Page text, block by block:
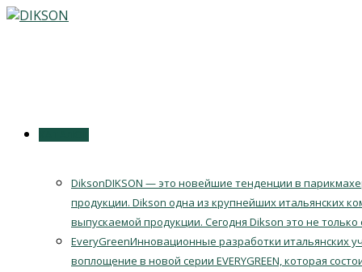
Перейти
DiksonDIKSON — это новейшие тенденции в
продукции. Dikson одна из крупнейших итальянских
выпускаемой продукции. Сегодня Dikson это не
EveryGreenИнновационные разработки итальянских
воплощение в новой серии EVERYGREEN, которая